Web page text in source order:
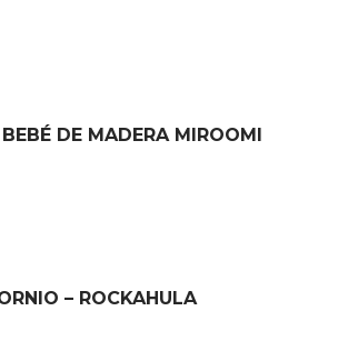
DE MADERA MIROOMI
– ROCKAHULA